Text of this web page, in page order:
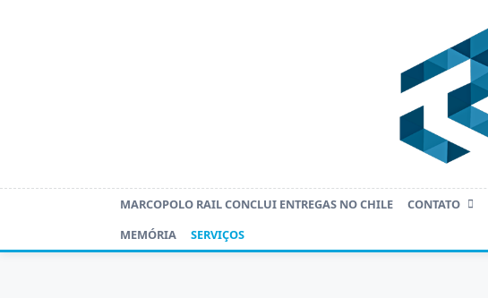
MARCOPOLO RAIL CONCLUI ENTREGAS NO CHILE CONTATO
MEMÓRIA
SERVIÇOS